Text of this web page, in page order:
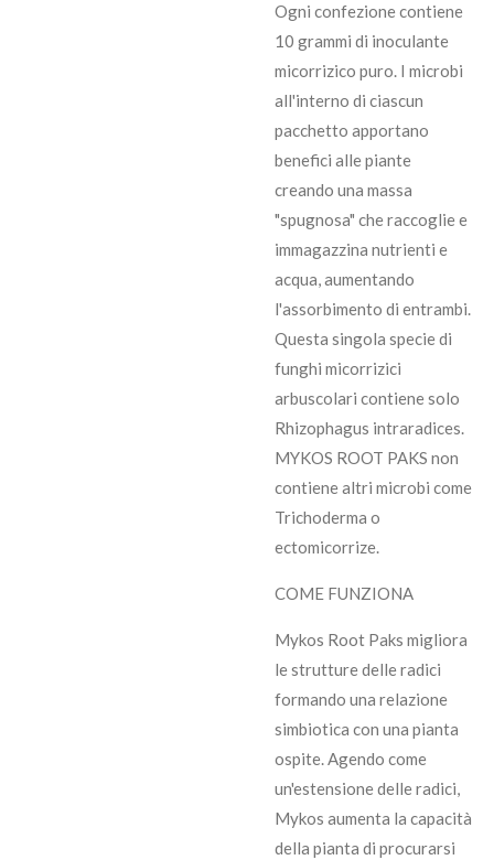
Ogni confezione contiene
10 grammi di inoculante
micorrizico puro. I microbi
all'interno di ciascun
pacchetto apportano
benefici alle piante
creando una massa
"spugnosa" che raccoglie e
immagazzina nutrienti e
acqua, aumentando
l'assorbimento di entrambi.
Questa singola specie di
funghi micorrizici
arbuscolari contiene solo
Rhizophagus intraradices.
MYKOS ROOT PAKS non
contiene altri microbi come
Trichoderma o
ectomicorrize.
COME FUNZIONA
Mykos Root Paks migliora
le strutture delle radici
formando una relazione
simbiotica con una pianta
ospite. Agendo come
un'estensione delle radici,
Mykos aumenta la capacità
della pianta di procurarsi